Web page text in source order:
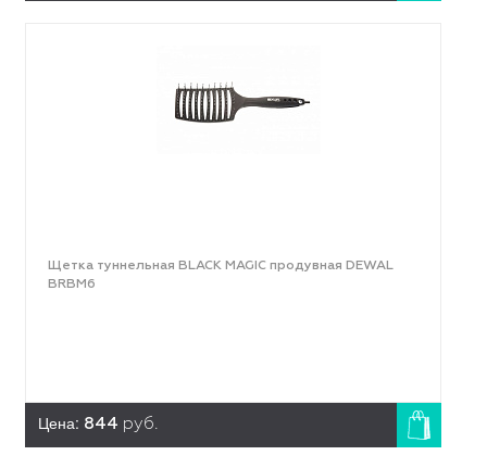
Щетка туннельная BLACK MAGIC продувная DEWAL
BRBM6
Цена: 844 руб.